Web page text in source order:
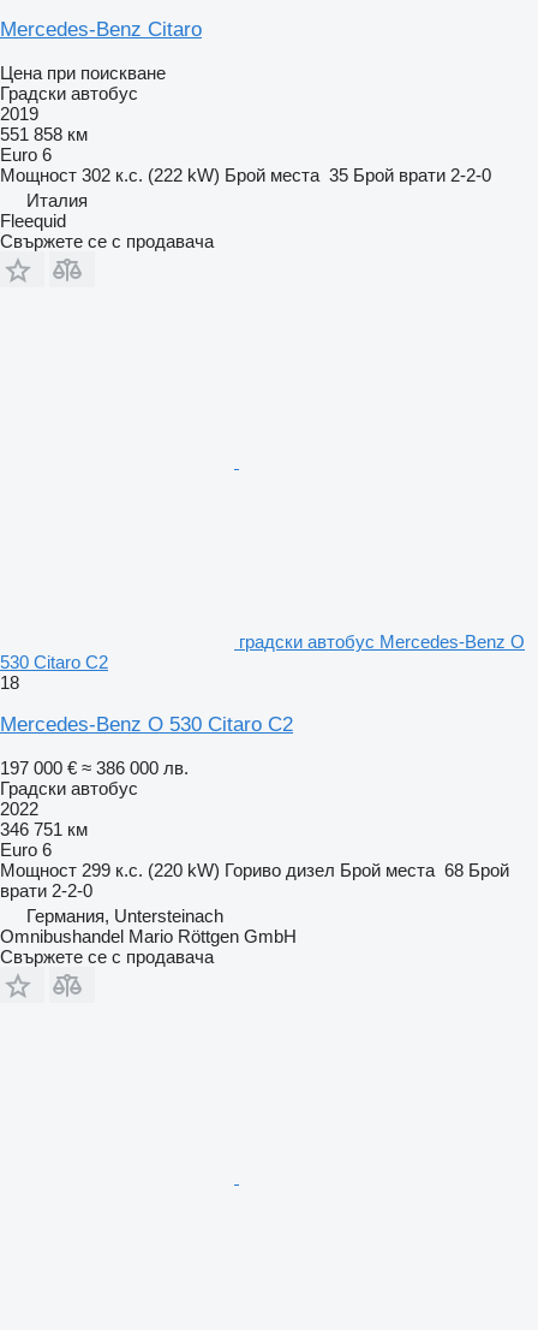
Mercedes-Benz Citaro
Цена при поискване
Градски автобус
2019
551 858 км
Euro 6
Мощност 302 к.с. (222 kW) Брой места 35 Брой врати 2-2-0
Италия
Fleequid
Свържете се с продавача
градски автобус Mercedes-Benz O
530 Citaro C2
18
Mercedes-Benz O 530 Citaro C2
197 000 € ≈ 386 000 лв.
Градски автобус
2022
346 751 км
Euro 6
Мощност 299 к.с. (220 kW) Гориво дизел Брой места 68 Брой
врати 2-2-0
Германия, Untersteinach
Omnibushandel Mario Röttgen GmbH
Свържете се с продавача